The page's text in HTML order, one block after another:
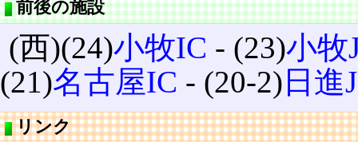
前後の施設
(西)(24)小牧IC ‐ (23)小牧
(21)名古屋IC ‐ (20-2)日進
リンク